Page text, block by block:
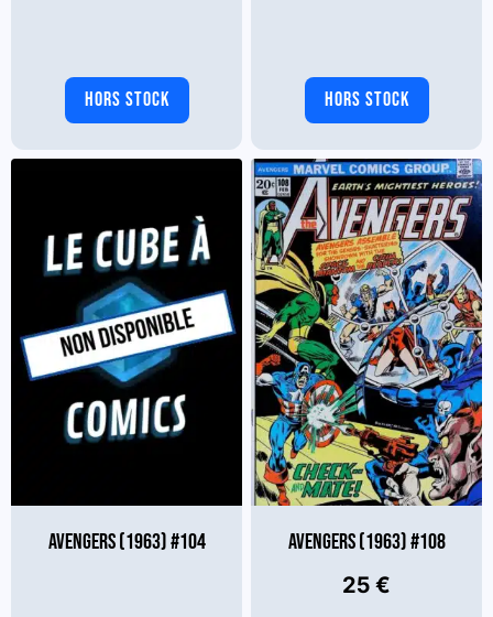
HORS STOCK HORS STOCK
AVENGERS (1963) #104
AVENGERS (1963) #108
25 €